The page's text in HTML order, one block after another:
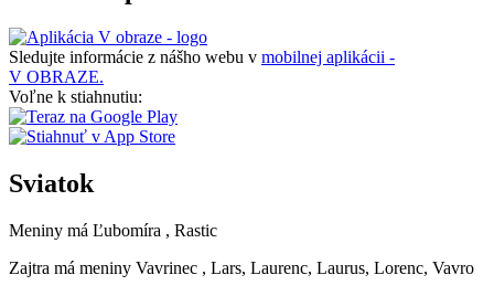
Sledujte informácie z nášho webu v mobilnej aplikácii -
V OBRAZE.
Voľne k stiahnutiu:
Sviatok
Meniny má Ľubomíra , Rastic
Zajtra má meniny Vavrinec , Lars, Laurenc, Laurus, Lorenc, Vavro